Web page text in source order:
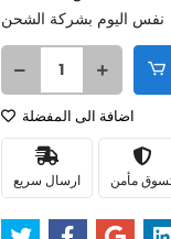
نفس اليوم بشركة الشحن
اضافة الى المفضلة
ارسال سريع مأمن